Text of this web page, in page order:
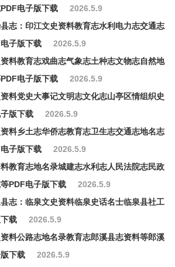
电子版下载
2026.5.9
志：印江文史资料教育志水利电力志交通志
子版下载
2026.5.9
料教育志戏曲志气象志土种志文物志自然地
电子版下载
2026.5.9
料党史大事记文明志文化志山亭区情组织史
版下载
2026.5.9
料乡土志华侨志教育志卫生志交通志地名志
子版下载
2026.5.9
教育志地名录城建志水利志人民法院志民政
PDF电子版下载
2026.5.9
志：临泉文史资料临泉史话名士临泉县社工
载
2026.5.9
料公路志地名录教育志郎溪县志资料等郎溪
下载
2026.5.9